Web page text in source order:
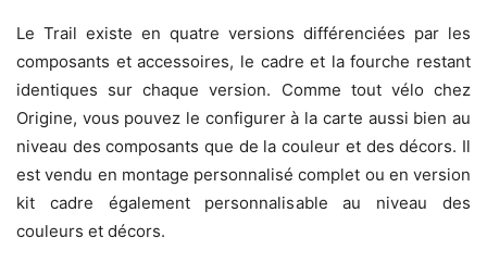
Le Trail existe en quatre versions différenciées par les
composants et accessoires, le cadre et la fourche restant
identiques sur chaque version. Comme tout vélo chez
Origine, vous pouvez le configurer à la carte aussi bien au
niveau des composants que de la couleur et des décors. Il
est vendu en montage personnalisé complet ou en version
kit cadre également personnalisable au niveau des
couleurs et décors.